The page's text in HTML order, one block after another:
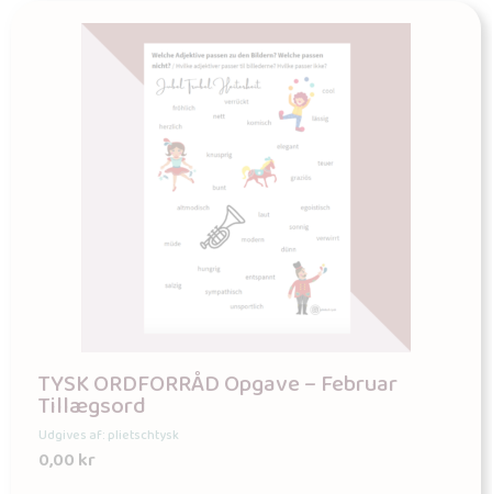
TYSK ORDFORRÅD Opgave – Februar
Tillægsord
Udgives af: plietschtysk
0,00kr